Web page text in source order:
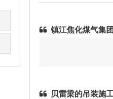
镇江焦化煤气集
贝雷梁的吊装施